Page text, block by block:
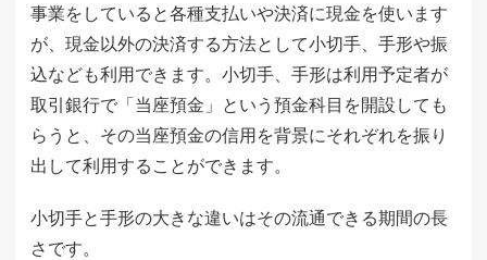
事業をしていると各種支払いや決済に現金を使います
が、現金以外の決済する方法として小切手、手形や振
込なども利用できます。小切手、手形は利用予定者が
取引銀行で「当座預金」という預金科目を開設しても
らうと、その当座預金の信用を背景にそれぞれを振り
出して利用することができます。
小切手と手形の大きな違いはその流通できる期間の長
さです。